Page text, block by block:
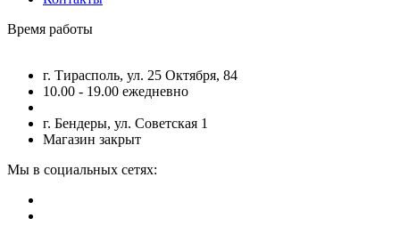
Время работы
г. Тирасполь, ул. 25 Октября, 84
10.00 - 19.00 ежедневно
г. Бендеры, ул. Советская 1
Магазин закрыт
Мы в социальных сетях: